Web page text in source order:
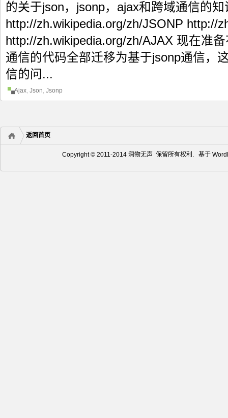
的关于json，jsonp，ajax和跨域通信的
http://zh.wikipedia.org/zh/JSONP http://
http://zh.wikipedia.org/zh/AJAX 现在准
通信的代码全部迁移为基于jsonp通信，
信的问...
Ajax, Json, Jsonp
返回首页
Copyright © 2011-2014 润物无声 保留所有权利. 基于